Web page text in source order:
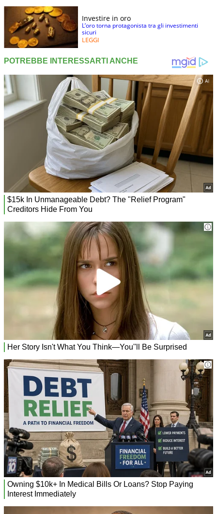
Investire in oro
L’oro torna protagonista tra gli investimenti
sicuri
LEGGI